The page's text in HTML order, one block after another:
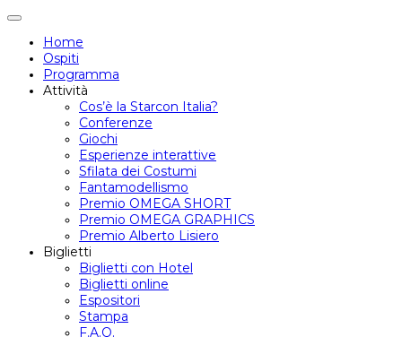
Attiva/disattiva
navigazione
Home
Ospiti
Programma
Attività
Cos’è la Starcon Italia?
Conferenze
Giochi
Esperienze interattive
Sfilata dei Costumi
Fantamodellismo
Premio OMEGA SHORT
Premio OMEGA GRAPHICS
Premio Alberto Lisiero
Biglietti
Biglietti con Hotel
Biglietti online
Espositori
Stampa
F.A.Q.